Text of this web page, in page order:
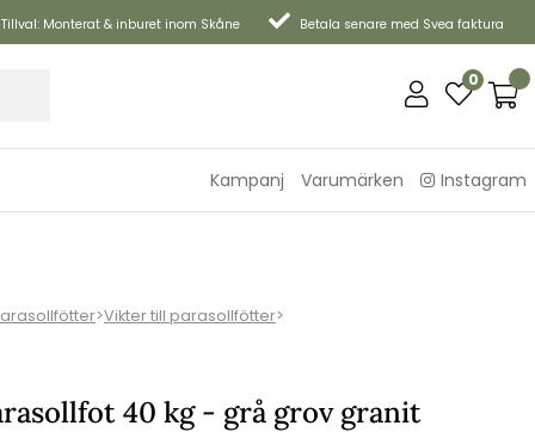
Tillval: Monterat & inburet inom Skåne Betala senare med Svea faktura
0
Kampanj Varumärken Instagram
>Vikter till parasollfötter>
40 kg - grå grov granit